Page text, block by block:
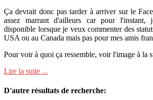
Ça devrait donc pas tarder à arriver sur le
assez marrant d'ailleurs car pour
disponible lorsque je veux commenter des
USA ou au Canada mais pas pour mes amis
Pour voir à quoi ça ressemble, voir l'image à la
Lire la suite ...
D'autre résultats de recherche: